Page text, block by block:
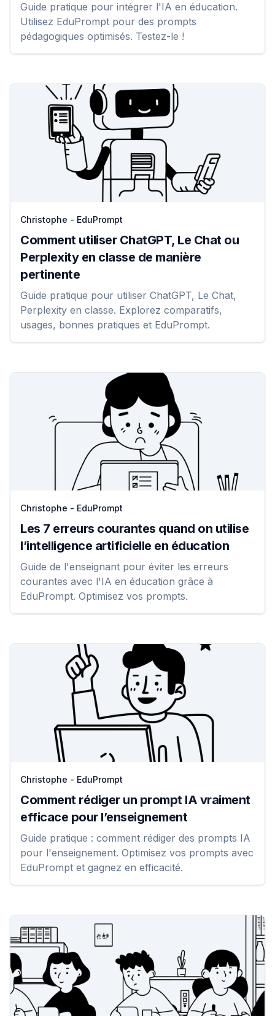
Guide pratique pour intégrer l'IA en éducation.
Utilisez EduPrompt pour des prompts
pédagogiques optimisés. Testez-le !
Christophe - EduPrompt
Comment utiliser ChatGPT, Le Chat ou
Perplexity en classe de manière
pertinente
Guide pratique pour utiliser ChatGPT, Le Chat,
Perplexity en classe. Explorez comparatifs,
usages, bonnes pratiques et EduPrompt.
Christophe - EduPrompt
Les 7 erreurs courantes quand on utilise
l’intelligence artificielle en éducation
Guide de l'enseignant pour éviter les erreurs
courantes avec l'IA en éducation grâce à
EduPrompt. Optimisez vos prompts.
Christophe - EduPrompt
Comment rédiger un prompt IA vraiment
efficace pour l’enseignement
Guide pratique : comment rédiger des prompts IA
pour l'enseignement. Optimisez vos prompts avec
EduPrompt et gagnez en efficacité.